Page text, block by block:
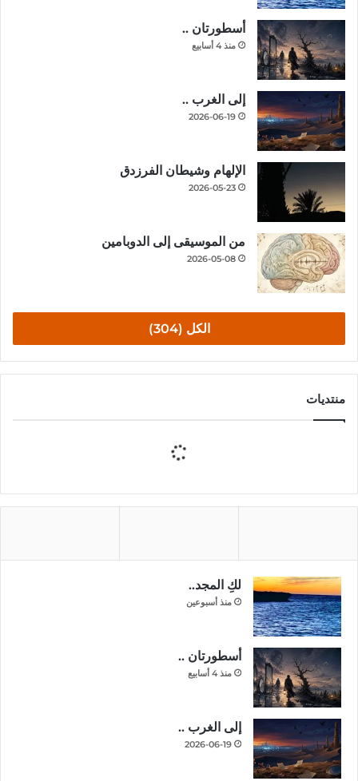
أسطورتان ..
منذ 4 أسابيع
إلى الغرب ..
2026-06-19
الإلهام وشيطان الفرزدق
2026-05-23
من الموسيقى إلى الدوبامين
2026-05-08
الكل (304)
منتديات
لكِ المجد..
منذ أسبوعين
أسطورتان ..
منذ 4 أسابيع
إلى الغرب ..
2026-06-19